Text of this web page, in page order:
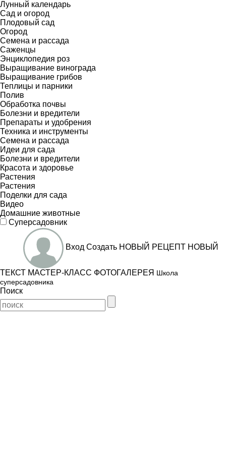
Лунный календарь
Сад и огород
Плодовый сад
Огород
Семена и рассада
Саженцы
Энциклопедия роз
Выращивание винограда
Выращивание грибов
Теплицы и парники
Полив
Обработка почвы
Болезни и вредители
Препараты и удобрения
Техника и инструменты
Семена и рассада
Идеи для сада
Болезни и вредители
Красота и здоровье
Растения
Растения
Поделки для сада
Видео
Домашние животные
Суперсадовник
Вход Создать НОВЫЙ РЕЦЕПТ НОВЫЙ
ТЕКСТ МАСТЕР-КЛАСС ФОТОГАЛЕРЕЯ Школа
суперсадовника
Поиск